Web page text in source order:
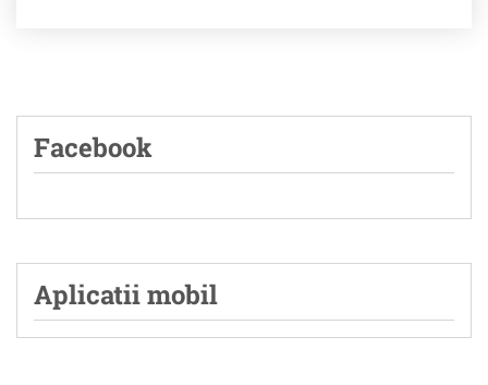
Facebook
Aplicatii mobil